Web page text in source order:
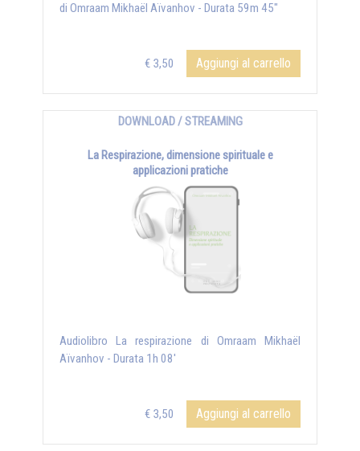
di Omraam Mikhaël Aïvanhov - Durata 59m 45"
€ 3,50 Aggiungi al carrello
DOWNLOAD / STREAMING
La Respirazione, dimensione spirituale e
applicazioni pratiche
Audiolibro La respirazione di Omraam Mikhaël
Aïvanhov - Durata 1h 08'
€ 3,50 Aggiungi al carrello